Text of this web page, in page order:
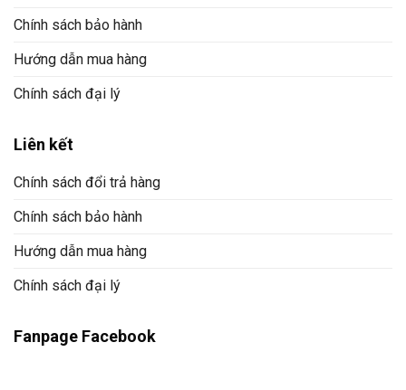
Chính sách bảo hành
Hướng dẫn mua hàng
Chính sách đại lý
Liên kết
Chính sách đổi trả hàng
Chính sách bảo hành
Hướng dẫn mua hàng
Chính sách đại lý
Fanpage Facebook